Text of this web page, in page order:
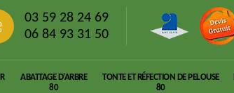
03 59 28 24 69
06 84 93 31 50
ABATTAGE D'ARBRE
80
TONTE ET RÉFECTION DE PELOUSE
80